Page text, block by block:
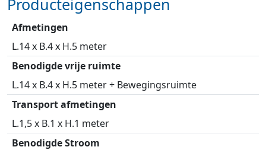
Afmetingen
L.14 x B.4 x H.5 meter
Benodigde vrije ruimte
L.14 x B.4 x H.5 meter + Bewegingsruimte
Transport afmetingen
L.1,5 x B.1 x H.1 meter
Benodigde Stroom